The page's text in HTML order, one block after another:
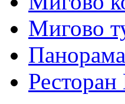
Мигово